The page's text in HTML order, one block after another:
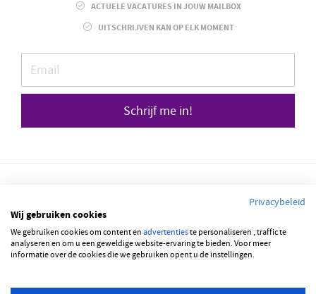
ACTUELE VACATURES IN JOUW MAILBOX
UITSCHRIJVEN KAN OP ELK MOMENT
Schrijf me in!
© 2026 JOBBSQUARE
NEDERLANDS ENGLISH
Privacybeleid
Wij gebruiken cookies
We gebruiken cookies om content en advertentieste personaliseren , traffic te
analyseren en om u een geweldige website-ervaring te bieden. Voor meer
informatie over de cookies die we gebruiken opent u de instellingen.